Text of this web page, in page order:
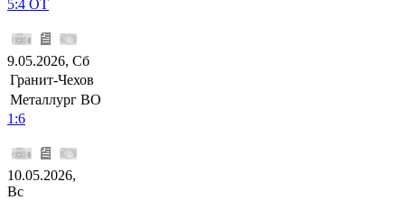
5:4 ОТ
9.05.2026, Сб
Гранит-Чехов
Металлург ВО
1:6
10.05.2026,
Вс